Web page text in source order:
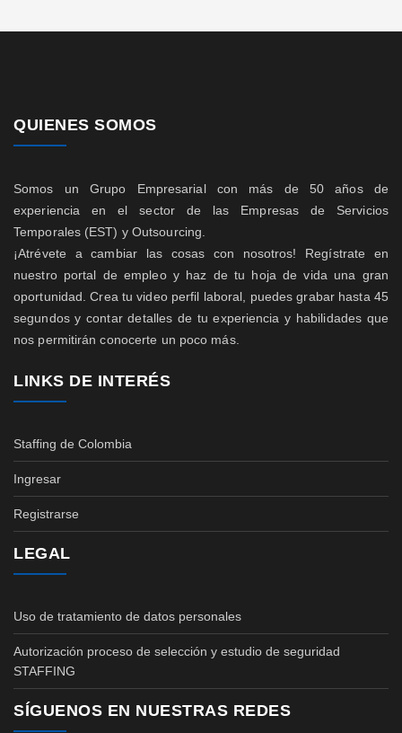
QUIENES SOMOS
Somos un Grupo Empresarial con más de 50 años de
experiencia en el sector de las Empresas de Servicios
Temporales (EST) y Outsourcing.
¡Atrévete a cambiar las cosas con nosotros! Regístrate en
nuestro portal de empleo y haz de tu hoja de vida una gran
oportunidad. Crea tu video perfil laboral, puedes grabar hasta 45
segundos y contar detalles de tu experiencia y habilidades que
nos permitirán conocerte un poco más.
LINKS DE INTERÉS
Staffing de Colombia
Ingresar
Registrarse
LEGAL
Uso de tratamiento de datos personales
Autorización proceso de selección y estudio de seguridad
STAFFING
SÍGUENOS EN NUESTRAS REDES